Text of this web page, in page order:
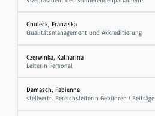
Chuleck, Franziska
Qualitätsmanagement und Akkreditierung
Czerwinka, Katharina
Leiterin Personal
Damasch, Fabienne
stellvertr. Bereichsleiterin Gebühren / Beiträge